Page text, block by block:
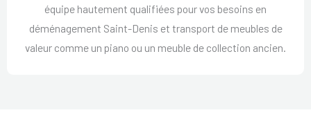
équipe hautement qualifiées pour vos besoins en
déménagement Saint-Denis et transport de meubles de
valeur comme un piano ou un meuble de collection ancien.